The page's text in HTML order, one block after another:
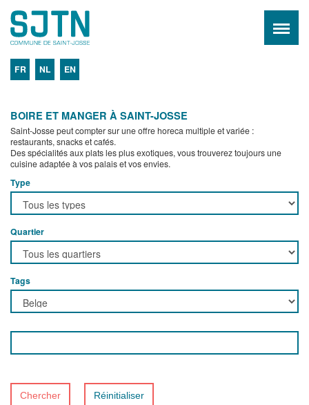
FR NL EN
BOIRE ET MANGER À SAINT-JOSSE
Saint-Josse peut compter sur une offre horeca multiple et variée :
restaurants, snacks et cafés.
Des spécialités aux plats les plus exotiques, vous trouverez toujours une
cuisine adaptée à vos palais et vos envies.
Type
Quartier
Tags
Chercher Réinitialiser